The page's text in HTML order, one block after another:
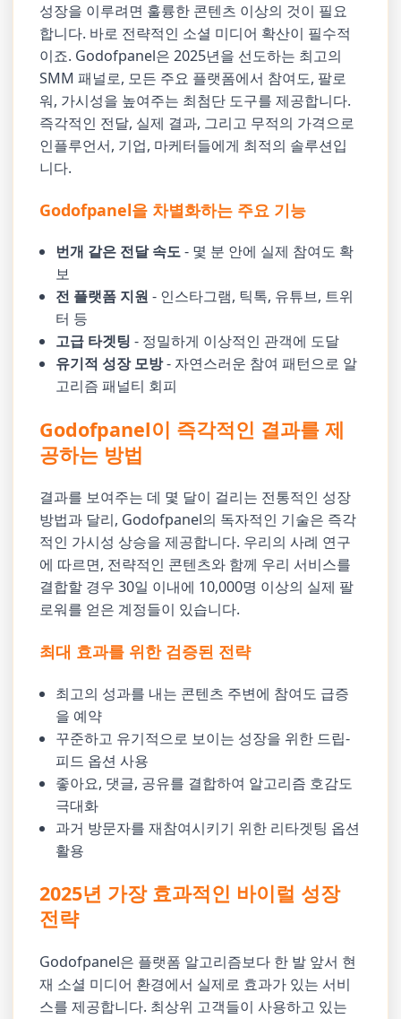
성장을 이루려면 훌륭한 콘텐츠 이상의 것이 필요
합니다. 바로 전략적인 소셜 미디어 확산이 필수적
이죠. Godofpanel은 2025년을 선도하는 최고의
SMM 패널로, 모든 주요 플랫폼에서 참여도, 팔로
워, 가시성을 높여주는 최첨단 도구를 제공합니다.
즉각적인 전달, 실제 결과, 그리고 무적의 가격으로
인플루언서, 기업, 마케터들에게 최적의 솔루션입
니다.
Godofpanel을 차별화하는 주요 기능
번개 같은 전달 속도- 몇 분 안에 실제 참여도 확
보
전 플랫폼 지원 - 인스타그램, 틱톡, 유튜브, 트위
터 등
고급 타겟팅 - 정밀하게 이상적인 관객에 도달
유기적 성장 모방- 자연스러운 참여 패턴으로 알
고리즘 패널티 회피
Godofpanel이 즉각적인 결과를 제
공하는 방법
결과를 보여주는 데 몇 달이 걸리는 전통적인 성장
방법과 달리, Godofpanel의 독자적인 기술은 즉각
적인 가시성 상승을 제공합니다. 우리의 사례 연구
에 따르면, 전략적인 콘텐츠와 함께 우리 서비스를
결합할 경우 30일 이내에 10,000명 이상의 실제 팔
로워를 얻은 계정들이 있습니다.
최대 효과를 위한 검증된 전략
최고의 성과를 내는 콘텐츠 주변에 참여도 급증
을 예약
꾸준하고 유기적으로 보이는 성장을 위한 드립-
피드 옵션 사용
좋아요, 댓글, 공유를 결합하여 알고리즘 호감도
극대화
과거 방문자를 재참여시키기 위한 리타겟팅 옵션
활용
2025년 가장 효과적인 바이럴 성장
전략
Godofpanel은 플랫폼 알고리즘보다 한 발 앞서 현
재 소셜 미디어 환경에서 실제로 효과가 있는 서비
스를 제공합니다. 최상위 고객들이 사용하고 있는